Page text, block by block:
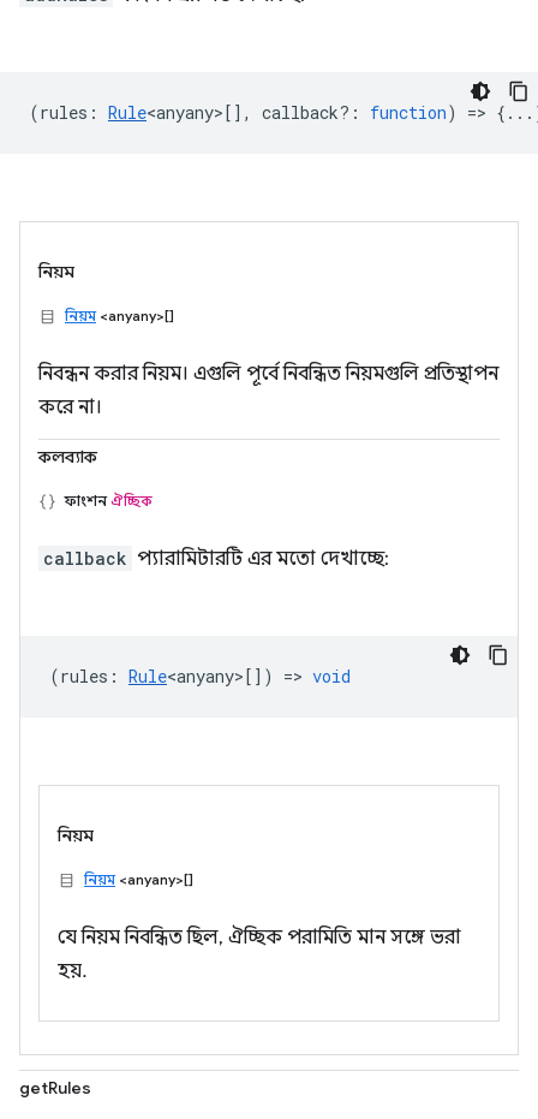
(rules : Rule<anyany>[], callback? : function) =>
নিয়ম
নিয়ম<anyany>[]
নিবন্ধন করার নিয়ম। এগুলি পূর্বে নিবন্ধিত নিয়মগুলি প্রতিস্থাপন
করে না।
কলব্যাক
ফাংশনঐচ্ছিক
callback প্যারামিটারটি এর মতো দেখাচ্ছে:
(rules : Rule<anyany>[]) => void
নিয়ম
নিয়ম<anyany>[]
যে নিয়ম নিবন্ধিত ছিল, ঐচ্ছিক পরামিতি মান সঙ্গে ভরা
হয়.
getRules